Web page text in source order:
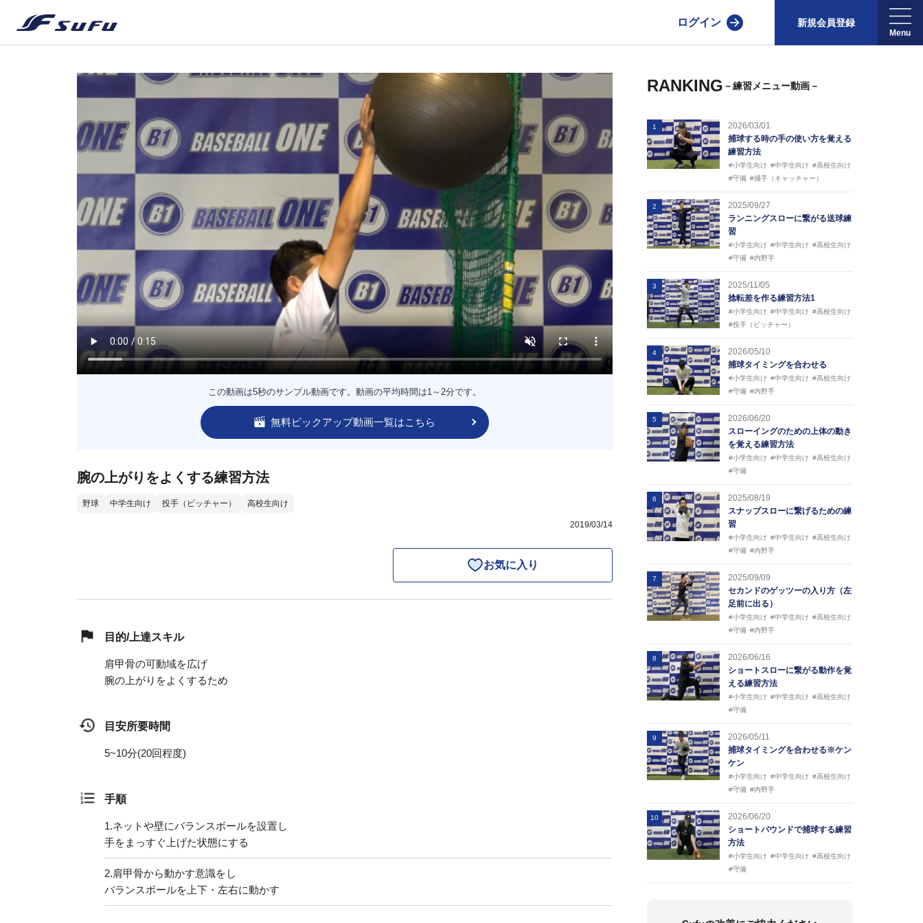
ログイン 新規会員登録
この動画は5秒のサンプル動画です。動画の平均時間は1～2分です。
無料ピックアップ動画一覧はこちら
腕の上がりをよくする練習方法
野球 中学生向け 投手（ピッチャー） 高校生向け
2019/03/14
お気に入り
目的/上達スキル
肩甲骨の可動域を広げ
腕の上がりをよくするため
目安所要時間
5~10分(20回程度)
手順
1.ネットや壁にバランスボールを設置し
手をまっすぐ上げた状態にする
2.肩甲骨から動かす意識をし
バランスボールを上下・左右に動かす
RANKING －練習メニュー動画－
1
2026/03/01
捕球する時の手の使い方を覚える
練習方法
#小学生向け #中学生向け #高校生向け
#守備 #捕手（キャッチャー）
2
2025/09/27
ランニングスローに繋がる送球練
習
#小学生向け #中学生向け #高校生向け
#守備 #内野手
3
2025/11/05
捻転差を作る練習方法1
#小学生向け #中学生向け #高校生向け
#投手（ピッチャー）
4
2026/05/10
捕球タイミングを合わせる
#小学生向け #中学生向け #高校生向け
#守備 #内野手
5
2026/06/20
スローイングのための上体の動き
を覚える練習方法
#小学生向け #中学生向け #高校生向け
#守備
6
2025/08/19
スナップスローに繋げるための練
習
#小学生向け #中学生向け #高校生向け
#守備 #内野手
7
2025/09/09
セカンドのゲッツーの入り方（左
足前に出る）
#小学生向け #中学生向け #高校生向け
#守備 #内野手
8
2026/06/16
ショートスローに繋がる動作を覚
える練習方法
#小学生向け #中学生向け #高校生向け
#守備
9
2026/05/11
捕球タイミングを合わせる※ケン
ケン
#小学生向け #中学生向け #高校生向け
#守備 #内野手
10
2026/06/20
ショートバウンドで捕球する練習
方法
#小学生向け #中学生向け #高校生向け
#守備